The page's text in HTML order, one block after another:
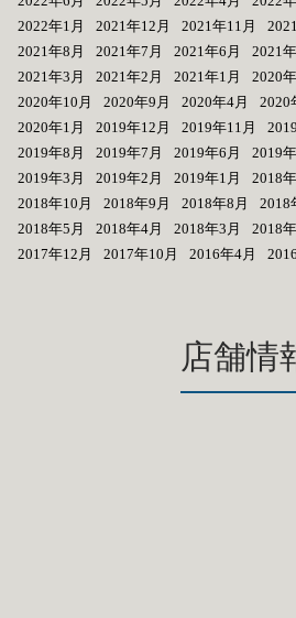
2022年1月
2021年12月 2021年11月
2021年8月
2021年7月 2021年6月 2021
2021年3月
2021年2月 2021年1月 2020
2020年10月
2020年9月 2020年4月 2020
2020年1月
2019年12月 2019年11月
2019年8月
2019年7月 2019年6月 2019
2019年3月
2019年2月 2019年1月 2018
2018年10月
2018年9月 2018年8月 2018
2018年5月
2018年4月 2018年3月 2018
2017年12月
2017年10月 2016年4月
店舗情